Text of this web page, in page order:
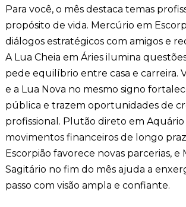
Para você, o mês destaca temas
propósito de vida. Mercúrio em
diálogos estratégicos com amigos e
A Lua Cheia em Áries ilumina
pede equilíbrio entre casa e carreira.
e a Lua Nova no mesmo signo
pública e trazem oportunidades de
profissional. Plutão direto em Aquário
movimentos financeiros de longo
Escorpião favorece novas parcerias, e
Sagitário no fim do mês ajuda a
passo com visão ampla e confiante.